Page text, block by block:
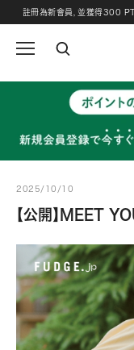
過
註冊為新會員，並獲得300
2025/10/10
【公開】MEET